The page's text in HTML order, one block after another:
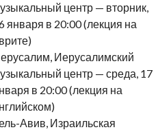
центр — вторник,
января в 20:00 (лекция на
Иерусалимский
центр — среда, 17
в 20:00 (лекция на
Авив, Израильская